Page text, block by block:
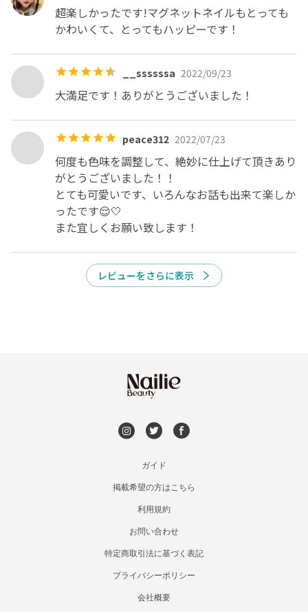
超楽しかったです!マグネットネイルもとっても
かわいくて、とってもハッピーです！
__ssssssa 2022/09/23
大満足です！ありがとうございました！
peace312 2022/07/23
何度も色味を調整して、絶妙に仕上げて頂きあり
がとうございました！！
とても可愛いです、いろんなお話も出来て楽しか
ったです😌🤍
また宜しくお願い致します！
レビューをさらに表示
ガイド
掲載希望の方はこちら
利用規約
お問い合わせ
特定商取引法に基づく表記
プライバシーポリシー
会社概要